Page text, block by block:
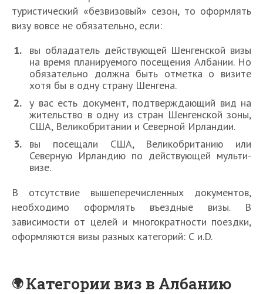
туристический «безвизовый» сезон, то оформлять
визу вовсе не обязательно, если:
вы обладатель действующей Шенгенской визы
на время планируемого посещения Албании. Но
обязательно должна быть отметка о визите
хотя бы в одну страну Шенгена.
у вас есть документ, подтверждающий вид на
жительство в одну из стран Шенгенской зоны,
США, Великобритании и Северной Ирландии.
вы посещали США, Великобританию или
Северную Ирландию по действующей мульти-
визе.
В отсутствие вышеперечисленных документов,
необходимо оформлять въездные визы. В
зависимости от целей и многократности поездки,
оформляются визы разных категорий: С и.D.
Категории виз в Албанию